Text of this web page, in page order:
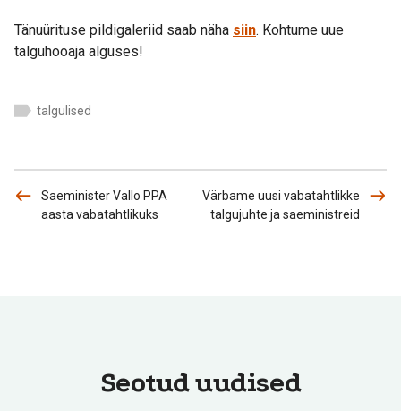
Tänuürituse pildigaleriid saab näha siin. Kohtume uue
talguhooaja alguses!
talgulised
Saeminister Vallo PPA
aasta vabatahtlikuks
Värbame uusi vabatahtlikke
talgujuhte ja saeministreid
Seotud uudised